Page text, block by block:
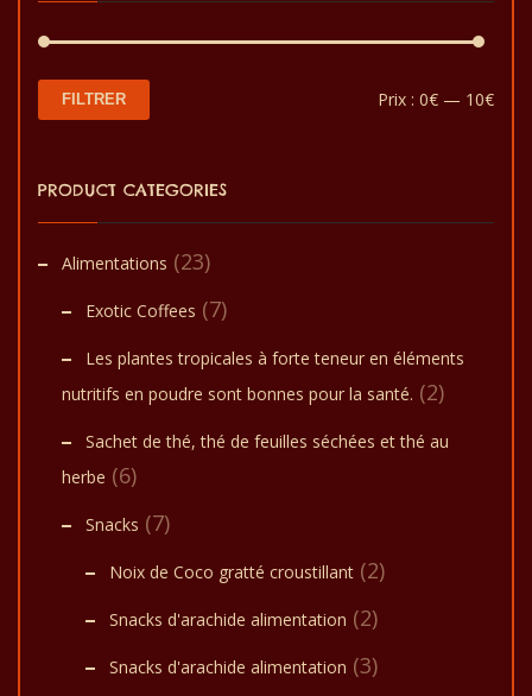
de moringa, d’huile de
karité. Il est doux, naturel
et utile pour tout type de
Prix
Prix
FILTRER Prix : 0€ — 10€
PRODUCT CATEGORIES
Alimentations (23)
Exotic Coffees (7)
Les plantes tropicales à forte teneur en éléments
nutritifs en poudre sont bonnes pour la santé. (2)
Sachet de thé, thé de feuilles séchées et thé au
herbe (6)
Snacks (7)
Noix de Coco gratté croustillant (2)
Snacks d'arachide alimentation (2)
Snacks d'arachide alimentation (3)